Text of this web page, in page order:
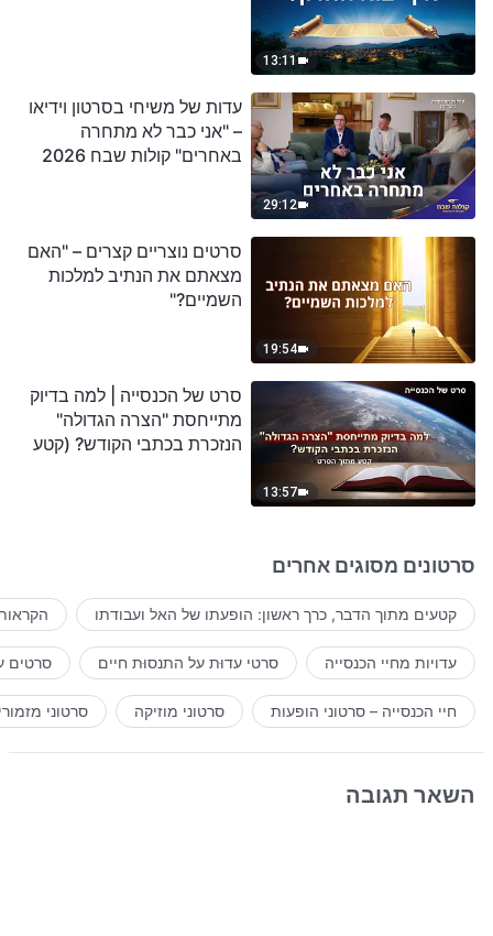
13:11
29:12
עדות של משיחי בסרטון וידיאו
– "אני כבר לא מתחרה
באחרים" קולות שבח 2026
19:54
סרטים נוצריים קצרים – "האם
מצאתם את הנתיב למלכות
השמיים?"
13:57
סרט של הכנסייה | למה בדיוק
מתייחסת "הצרה הגדולה"
הנזכרת בכתבי הקודש? (קטע
סרטונים מסוגים אחרים
קטעים מתוך הדבר, כרך ראשון: הופעתו של האל ועבודתו
עדויות מחיי הכנסייה סרטי עדוּת על התנסוּת חיים סרטים
חיי הכנסייה – סרטוני הופעות סרטוני מוזיקה סרטוני
השאר תגובה